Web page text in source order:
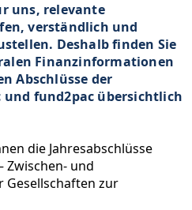
uns, relevante
verständlich und
Deshalb finden Sie
Finanzinformationen
Abschlüsse der
und fund2pac übersichtlich
die Jahresabschlüsse
Zwischen- und
Gesellschaften zur